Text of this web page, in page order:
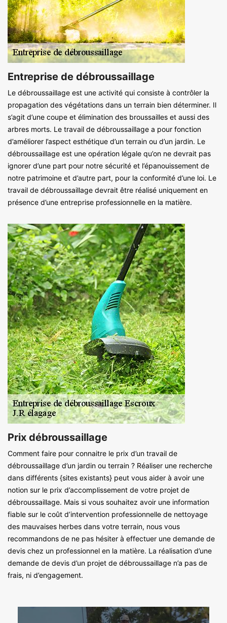
Entreprise de débroussaillage
Le débroussaillage est une activité qui consiste à contrôler la
propagation des végétations dans un terrain bien déterminer. Il
s’agit d’une coupe et élimination des broussailles et aussi des
arbres morts. Le travail de débroussaillage a pour fonction
d’améliorer l’aspect esthétique d’un terrain ou d’un jardin. Le
débroussaillage est une opération légale qu’on ne devrait pas
ignorer d’une part pour notre sécurité et l’épanouissement de
notre patrimoine et d’autre part, pour la conformité d’une loi. Le
travail de débroussaillage devrait être réalisé uniquement en
présence d’une entreprise professionnelle en la matière.
Prix débroussaillage
Comment faire pour connaitre le prix d’un travail de
débroussaillage d’un jardin ou terrain ? Réaliser une recherche
dans différents {sites existants} peut vous aider à avoir une
notion sur le prix d’accomplissement de votre projet de
débroussaillage. Mais si vous souhaitez avoir une information
fiable sur le coût d’intervention professionnelle de nettoyage
des mauvaises herbes dans votre terrain, nous vous
recommandons de ne pas hésiter à effectuer une demande de
devis chez un professionnel en la matière. La réalisation d’une
demande de devis d’un projet de débroussaillage n’a pas de
frais, ni d’engagement.